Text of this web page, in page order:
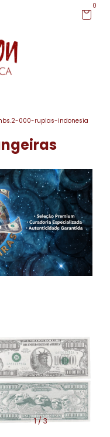
0
000-rupias-indonesia
1/3